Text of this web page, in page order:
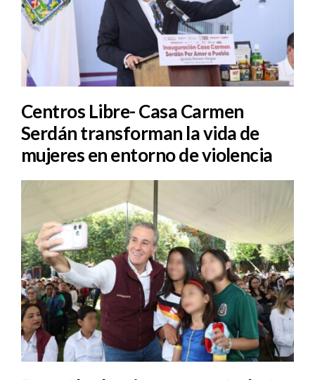
Centros Libre- Casa Carmen
Serdán transforman la vida de
mujeres en entorno de violencia